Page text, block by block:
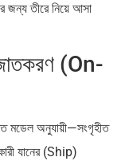
জন্য তীরে নিয়ে আসা
(On-
মডেল অনুযায়ী—সংগৃহীত
যানের (Ship)